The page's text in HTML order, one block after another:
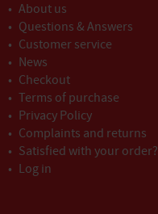
About us
Questions & Answers
Customer service
News
Checkout
Terms of purchase
Privacy Policy
Complaints and returns
Satisfied with your order?
Log in